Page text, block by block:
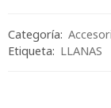
Categoría:
Etiqueta: LLANAS